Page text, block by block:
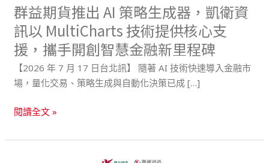
群益期貨推出 AI 策略生成器，凱衛資
訊以 MultiCharts 技術提供核心支
援，攜手開創智慧金融新里程碑
【2026 年 7 月 17 日台北訊】 隨著 AI 技術快速導入金融市
場，量化交易、策略生成與自動化決策已成 […]
訊
以
MultiCharts
技
術
供
心
閱讀全文 »